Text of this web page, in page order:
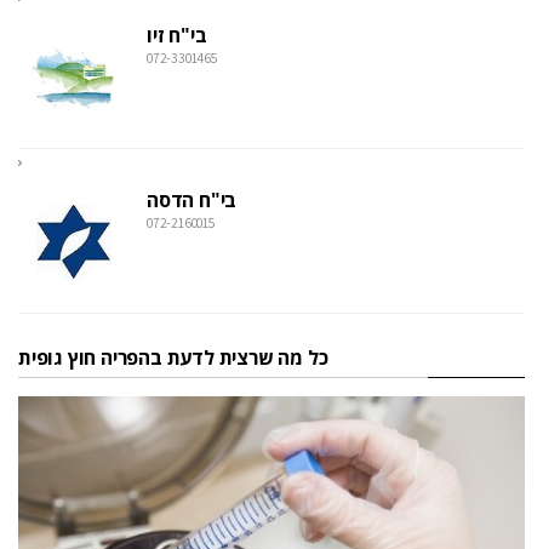
בי"ח זיו
072-3301465
בי"ח הדסה
072-2160015
כל מה שרצית לדעת בהפריה חוץ גופית